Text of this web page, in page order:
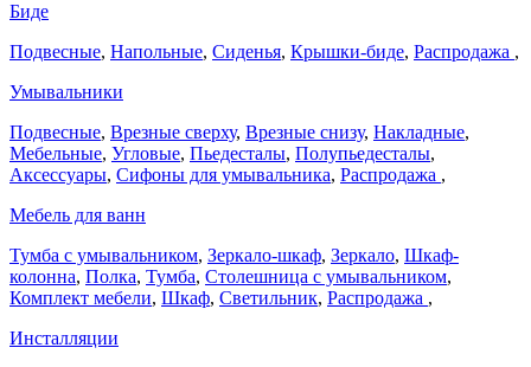
Биде
Подвесные, Напольные, Сиденья, Крышки-биде, Распродажа ,
Умывальники
Подвесные, Врезные сверху, Врезные снизу, Накладные,
Мебельные, Угловые, Пьедесталы, Полупьедесталы,
Аксессуары, Сифоны для умывальника, Распродажа ,
Мебель для ванн
Тумба с умывальником, Зеркало-шкаф, Зеркало, Шкаф-
колонна, Полка, Тумба, Столешница с умывальником,
Комплект мебели, Шкаф, Светильник, Распродажа ,
Инсталляции